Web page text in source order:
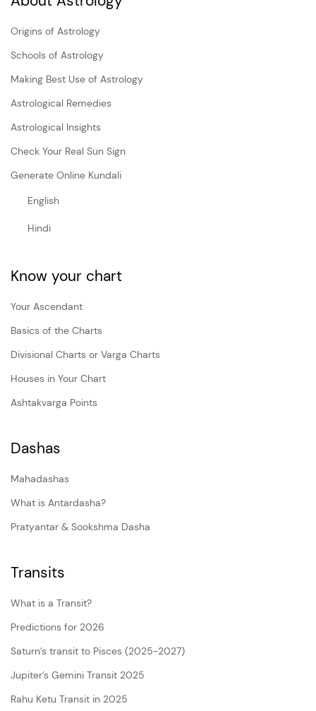
Origins of Astrology
Schools of Astrology
Making Best Use of Astrology
Astrological Remedies
Astrological Insights
Check Your Real Sun Sign
Generate Online Kundali
English
Hindi
Know your chart
Your Ascendant
Basics of the Charts
Divisional Charts or Varga Charts
Houses in Your Chart
Ashtakvarga Points
Dashas
Mahadashas
What is Antardasha?
Pratyantar & Sookshma Dasha
Transits
What is a Transit?
Predictions for 2026
Saturn’s transit to Pisces (2025-2027)
Jupiter’s Gemini Transit 2025
Rahu Ketu Transit in 2025